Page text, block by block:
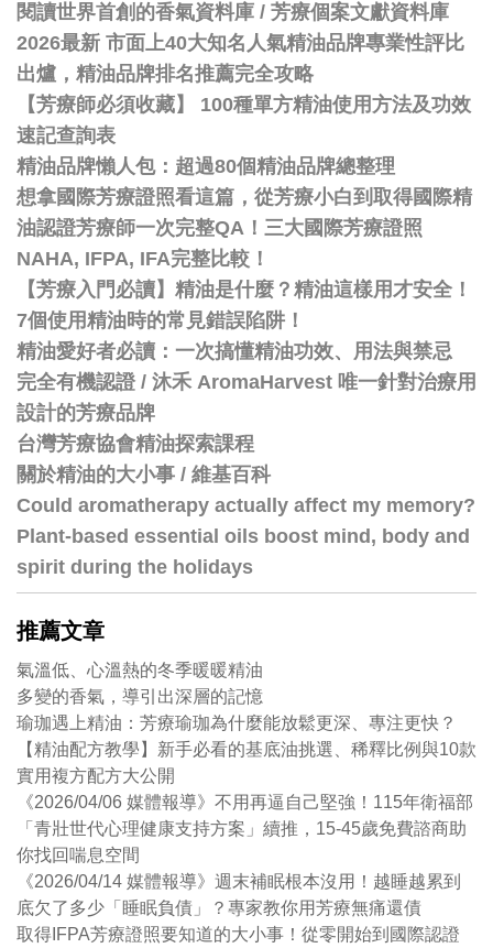
閱讀世界首創的香氣資料庫 / 芳療個案文獻資料庫
2026最新 市面上40大知名人氣精油品牌專業性評比
出爐，精油品牌排名推薦完全攻略
【芳療師必須收藏】 100種單方精油使用方法及功效
速記查詢表
精油品牌懶人包：超過80個精油品牌總整理
想拿國際芳療證照看這篇，從芳療小白到取得國際精
油認證芳療師一次完整QA！三大國際芳療證照
NAHA, IFPA, IFA完整比較！
【芳療入門必讀】精油是什麼？精油這樣用才安全！
7個使用精油時的常見錯誤陷阱！
精油愛好者必讀：一次搞懂精油功效、用法與禁忌
完全有機認證 / 沐禾 AromaHarvest 唯一針對治療用
設計的芳療品牌
台灣芳療協會精油探索課程
關於精油的大小事 / 維基百科
Could aromatherapy actually affect my memory?
Plant-based essential oils boost mind, body and
spirit during the holidays
推薦文章
氣溫低、心溫熱的冬季暖暖精油
多變的香氣，導引出深層的記憶
瑜珈遇上精油：芳療瑜珈為什麼能放鬆更深、專注更快？
【精油配方教學】新手必看的基底油挑選、稀釋比例與10款
實用複方配方大公開
《2026/04/06 媒體報導》不用再逼自己堅強！115年衛福部
「青壯世代心理健康支持方案」續推，15-45歲免費諮商助
你找回喘息空間
《2026/04/14 媒體報導》週末補眠根本沒用！越睡越累到
底欠了多少「睡眠負債」？專家教你用芳療無痛還債
取得IFPA芳療證照要知道的大小事！從零開始到國際認證